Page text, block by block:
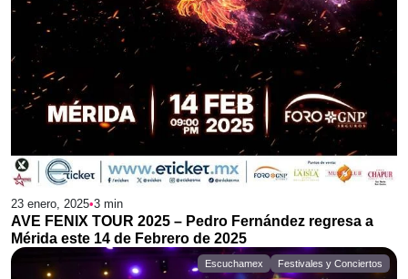
23 enero, 2025•3 min
AVE FENIX TOUR 2025 – Pedro Fernández regresa a
Mérida este 14 de Febrero de 2025
Escuchamex Festivales y Conciertos